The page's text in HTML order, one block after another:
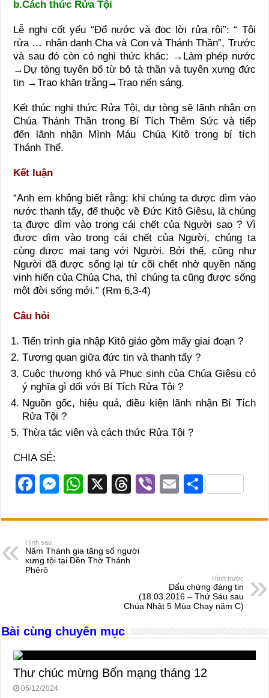
b.Cách thức Rửa Tội
Lễ nghi cốt yếu “Đổ nước và đọc lời rửa rội”: “ Tôi
rửa … nhân danh Cha và Con và Thánh Thần”, Trước
và sau đó còn có nghi thức khác: →Làm phép nước
→Dự tòng tuyên bố từ bỏ tà thần và tuyên xưng đức
tin →Trao khăn trắng→Trao nến sáng.
Kết thúc nghi thức Rửa Tội, dự tòng sẽ lãnh nhận ơn
Chúa Thánh Thần trong Bí Tích Thêm Sức và tiếp
đến lãnh nhận Mình Máu Chúa Kitô trong bí tích
Thánh Thể.
Kết luận
“Anh em không biết rằng: khi chúng ta được dìm vào
nước thanh tẩy, để thuộc về Đức Kitô Giêsu, là chúng
ta được dìm vào trong cái chết của Người sao ? Vì
được dìm vào trong cái chết của Người, chúng ta
cùng được mai tang với Người. Bởi thế, cũng như
Người đã được sống lại từ cõi chết nhờ quyền năng
vinh hiển của Chúa Cha, thì chúng ta cũng được sống
một đời sống mới.” (Rm 6,3-4)
Câu hỏi
Tiến trình gia nhập Kitô giáo gồm mấy giai đoạn ?
Tương quan giữa đức tin và thanh tẩy ?
Cuộc thương khó và Phục sinh của Chúa Giêsu có
ý nghĩa gì đối với Bí Tích Rửa Tội ?
Nguồn gốc, hiệu quả, điều kiện lãnh nhận Bí Tích
Rửa Tội ?
Thừa tác viên và cách thức Rửa Tội ?
CHIA SẺ:
F
c
e
b
o
M
ss
n
W
at
A
X
T
e
d
Vi
er
E
ail
S
ar
Hình sau
Năm Thánh gia tăng số người
xưng tội tại Đền Thờ Thánh
Phêrô
Hình trước
Dấu chứng đáng tin
(18.03.2016 – Thứ Sáu sau
Chúa Nhật 5 Mùa Chay năm C)
Bài cùng chuyên mục
Thư chúc mừng Bổn mạng tháng 12
05/12/2024